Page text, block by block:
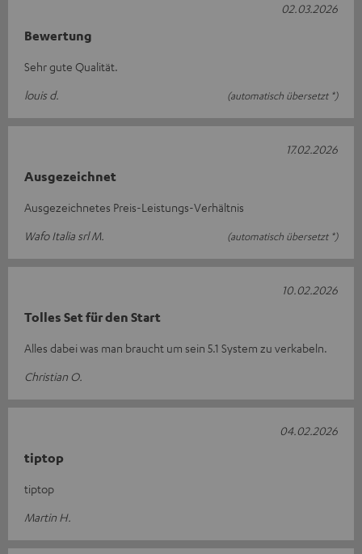
Bewertung
Sehr gute Qualität.
louis d.
(automatisch übersetzt *)
02.03.2026
Ausgezeichnet
Ausgezeichnetes Preis-Leistungs-Verhältnis
Wafo Italia srl M.
(automatisch übersetzt *)
17.02.2026
Tolles Set für den Start
Alles dabei was man braucht um sein 5.1 System zu verkabeln.
Christian O.
10.02.2026
tiptop
tiptop
Martin H.
04.02.2026